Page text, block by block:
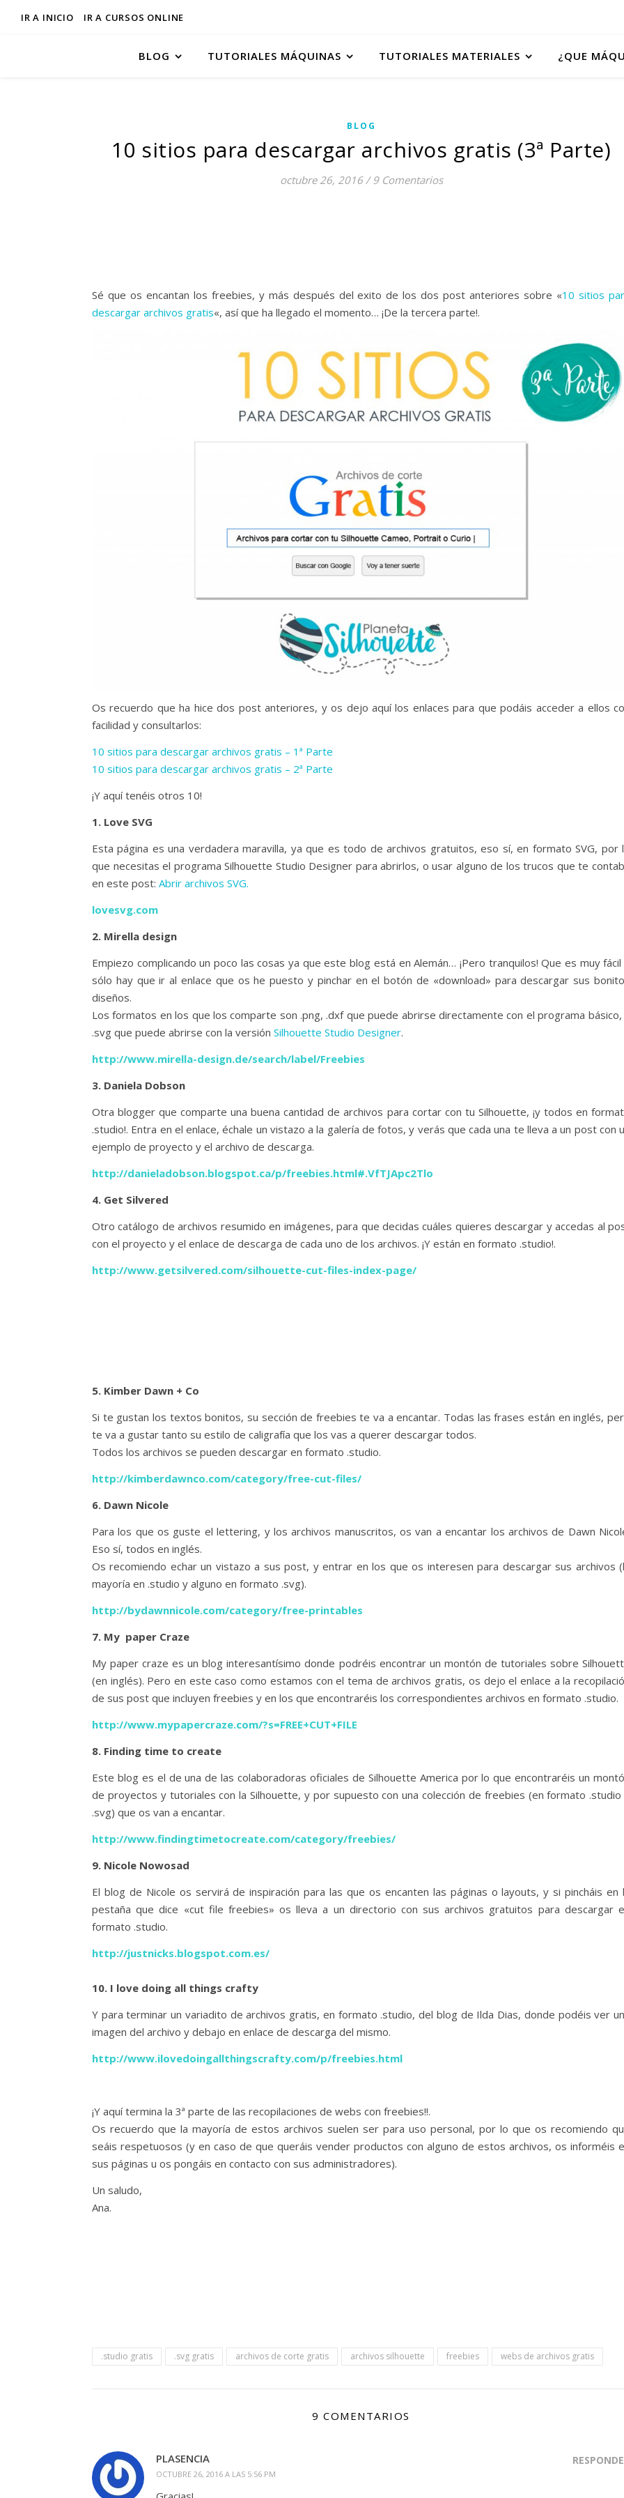
IR A INICIO IR A CURSOS ONLINE
BLOG TUTORIALES MÁQUINAS TUTORIALES MATERIALES ¿QUE
BLOG
10 sitios para descargar archivos gratis (3ª Parte)
octubre 26, 2016 / 9 Comentarios
Sé que os encantan los freebies, y más después del exito de los dos post anteriores sobre «10 sitios
descargar archivos gratis«, así que ha llegado el momento… ¡De la tercera parte!.
Os recuerdo que ha hice dos post anteriores, y os dejo aquí los enlaces para que podáis acceder a ellos
facilidad y consultarlos:
10 sitios para descargar archivos gratis – 1ª Parte
10 sitios para descargar archivos gratis – 2ª Parte
¡Y aquí tenéis otros 10!
1. Love SVG
Esta página es una verdadera maravilla, ya que es todo de archivos gratuitos, eso sí, en formato SVG, por
que necesitas el programa Silhouette Studio Designer para abrirlos, o usar alguno de los trucos que te
en este post: Abrir archivos SVG.
lovesvg.com
2. Mirella design
Empiezo complicando un poco las cosas ya que este blog está en Alemán… ¡Pero tranquilos! Que es muy
sólo hay que ir al enlace que os he puesto y pinchar en el botón de «download» para descargar sus
diseños.
Los formatos en los que los comparte son .png, .dxf que puede abrirse directamente con el programa
.svg que puede abrirse con la versión Silhouette Studio Designer.
http://www.mirella-design.de/search/label/Freebies
3. Daniela Dobson
Otra blogger que comparte una buena cantidad de archivos para cortar con tu Silhouette, ¡y todos en
.studio!. Entra en el enlace, échale un vistazo a la galería de fotos, y verás que cada una te lleva a un post con
ejemplo de proyecto y el archivo de descarga.
http://danieladobson.blogspot.ca/p/freebies.html#.VfTJApc2Tlo
4. Get Silvered
Otro catálogo de archivos resumido en imágenes, para que decidas cuáles quieres descargar y accedas al
con el proyecto y el enlace de descarga de cada uno de los archivos. ¡Y están en formato .studio!.
http://www.getsilvered.com/silhouette-cut-files-index-page/
5. Kimber Dawn + Co
Si te gustan los textos bonitos, su sección de freebies te va a encantar. Todas las frases están en inglés,
te va a gustar tanto su estilo de caligrafía que los vas a querer descargar todos.
Todos los archivos se pueden descargar en formato .studio.
http://kimberdawnco.com/category/free-cut-files/
6. Dawn Nicole
Para los que os guste el lettering, y los archivos manuscritos, os van a encantar los archivos de Dawn
Eso sí, todos en inglés.
Os recomiendo echar un vistazo a sus post, y entrar en los que os interesen para descargar sus archivos
mayoría en .studio y alguno en formato .svg).
http://bydawnnicole.com/category/free-printables
7. My paper Craze
My paper craze es un blog interesantísimo donde podréis encontrar un montón de tutoriales sobre
(en inglés). Pero en este caso como estamos con el tema de archivos gratis, os dejo el enlace a la
de sus post que incluyen freebies y en los que encontraréis los correspondientes archivos en formato .studio.
http://www.mypapercraze.com/?s=FREE+CUT+FILE
8. Finding time to create
Este blog es el de una de las colaboradoras oficiales de Silhouette America por lo que encontraréis un
de proyectos y tutoriales con la Silhouette, y por supuesto con una colección de freebies (en formato .studio
.svg) que os van a encantar.
http://www.findingtimetocreate.com/category/freebies/
9. Nicole Nowosad
El blog de Nicole os servirá de inspiración para las que os encanten las páginas o layouts, y si pincháis en
pestaña que dice «cut file freebies» os lleva a un directorio con sus archivos gratuitos para descargar
formato .studio.
http://justnicks.blogspot.com.es/
10. I love doing all things crafty
Y para terminar un variadito de archivos gratis, en formato .studio, del blog de Ilda Dias, donde podéis ver
imagen del archivo y debajo en enlace de descarga del mismo.
http://www.ilovedoingallthingscrafty.com/p/freebies.html
¡Y aquí termina la 3ª parte de las recopilaciones de webs con freebies!!.
Os recuerdo que la mayoría de estos archivos suelen ser para uso personal, por lo que os recomiendo
seáis respetuosos (y en caso de que queráis vender productos con alguno de estos archivos, os informéis
sus páginas u os pongáis en contacto con sus administradores).
Un saludo,
Ana.
.studio gratis .svg gratis archivos de corte gratis archivos silhouette freebies webs de archivos gratis
9 COMENTARIOS
PLASENCIA
OCTUBRE 26, 2016 A LAS 5:56 PM